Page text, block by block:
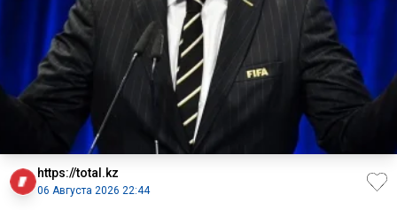
https://total.kz
06 Августа 2026 22:44